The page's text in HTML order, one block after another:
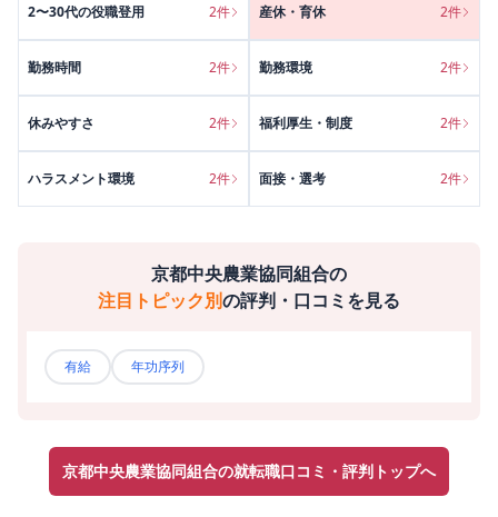
2〜30代の役職登用 2件 産休・育休 2件
勤務時間 2件 勤務環境 2件
休みやすさ 2件 福利厚生・制度 2件
ハラスメント環境 2件 面接・選考 2件
京都中央農業協同組合の
注目トピック別の評判・口コミを見る
有給 年功序列
京都中央農業協同組合の就転職口コミ・評判トップへ